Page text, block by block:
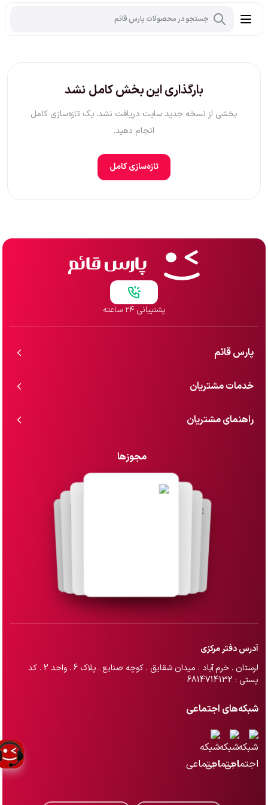
بارگذاری این بخش کامل نشد
بخشی از نسخه جدید سایت دریافت نشد. یک تازه‌سازی کامل
انجام دهید.
تازه‌سازی کامل
پشتیبانی ۲۴ ساعته
پارس قائم
خدمات مشتریان
راهنمای مشتریان
مجوزها
آدرس دفتر مرکزی
لرستان . خرم آباد . میدان شقایق . کوچه صنایع . پلاک 6 . واحد 2 . کد
پستی : 6814714132
شبکه‌های اجتماعی